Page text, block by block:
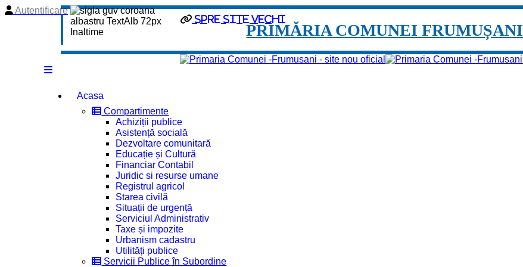
spre site vechi
Autentificare
PRIMĂRIA COMUNEI FRUMUȘANI
Acasa
Compartimente
Achiziții publice
Asistență socială
Dezvoltare comunitară
Educație și Cultură
Financiar Contabil
Juridic si resurse umane
Registrul agricol
Starea civilă
Situații de urgență
Serviciul Administrativ
Taxe și impozite
Urbanism cadastru
Utilități publice
Servicii Publice în Subordine